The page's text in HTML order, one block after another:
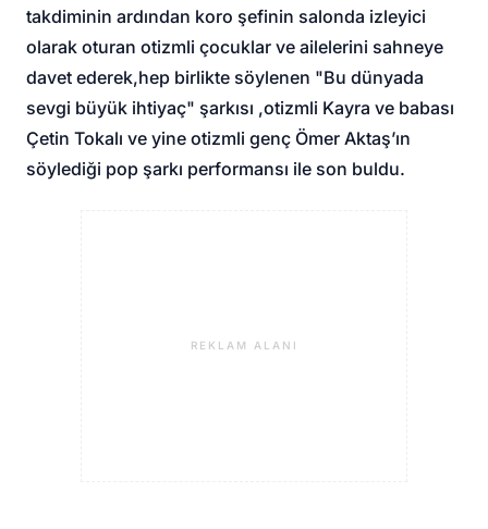
takdiminin ardından koro şefinin salonda izleyici
olarak oturan otizmli çocuklar ve ailelerini sahneye
davet ederek,hep birlikte söylenen "Bu dünyada
sevgi büyük ihtiyaç" şarkısı ,otizmli Kayra ve babası
Çetin Tokalı ve yine otizmli genç Ömer Aktaş’ın
söylediği pop şarkı performansı ile son buldu.
REKLAM ALANI